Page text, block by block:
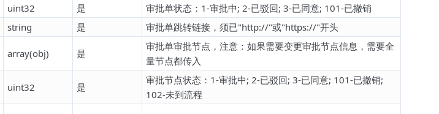
uint32 是
审批单状态：1-审批中; 2-已驳回; 3-已同意; 101-已撤销
string 是 审批单跳转链接，须已"http://"或"https://"开头
array(obj) 是
审批单审批节点，注意：如果需要变更审批节点信息，需要全
量节点都传入
uint32 是
审批节点状态：1-审批中; 2-已驳回; 3-已同意; 101-已撤销;
102-未到流程